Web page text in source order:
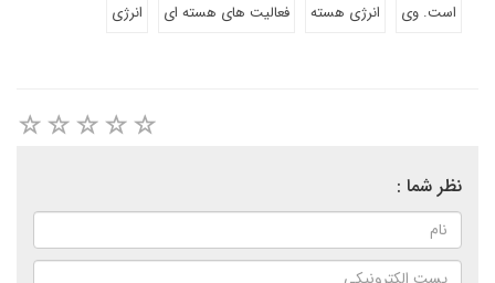
است. وی
انرژی هسته فعالیت های هسته ای انرژی
نظر شما :